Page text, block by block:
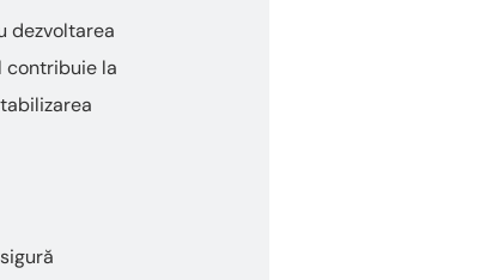
dezvoltarea
contribuie la